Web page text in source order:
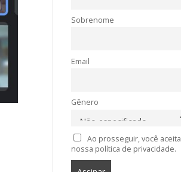
Sobrenome
Email
Gênero
Ao prosseguir, você aceita
nossa política de privacidade.